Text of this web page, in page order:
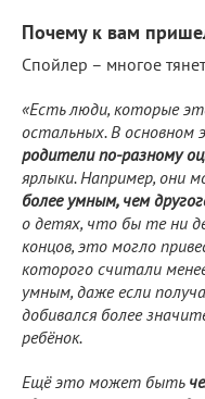
Почему к вам
Спойлер – многое
«Есть люди, которые
остальных. В основном
родители по-разному
ярлыки. Например, они
более умным, чем
о детях, что бы те ни
концов, это могло
которого считали
умным, даже если
добивался более
ребёнок.
Ещё это может быть